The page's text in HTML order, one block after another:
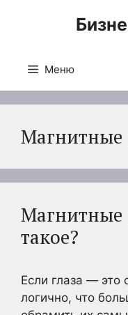
Меню
Магнитные
Магнитные
такое?
Если глаза — это
логично, что